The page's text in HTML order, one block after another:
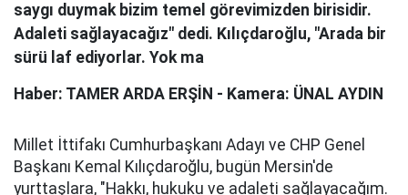
saygı duymak bizim temel görevimizden birisidir.
Adaleti sağlayacağız" dedi. Kılıçdaroğlu, "Arada bir
sürü laf ediyorlar. Yok ma
Haber: TAMER ARDA ERŞİN - Kamera: ÜNAL AYDIN
Millet İttifakı Cumhurbaşkanı Adayı ve CHP Genel
Başkanı Kemal Kılıçdaroğlu, bugün Mersin'de
yurttaşlara, "Hakkı, hukuku ve adaleti sağlayacağım.